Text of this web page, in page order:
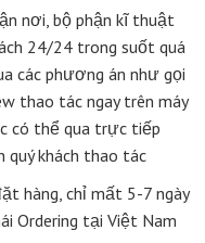
nơi, bộ phận kĩ thuật
24/24 trong suốt quá
các phương án như gọi
thao tác ngay trên máy
có thể qua trực tiếp
khách thao tác
hàng, chỉ mất 5-7 ngày
Ordering tại Việt Nam